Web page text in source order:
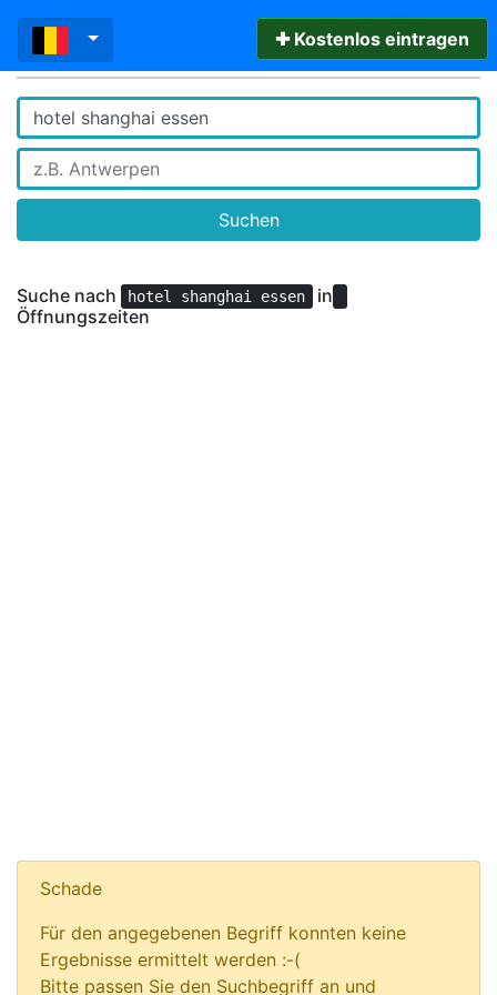
✚ Kostenlos eintragen
Suchen
Suche nach hotel shanghai essen
in
Öffnungszeiten
Schade
Für den angegebenen Begriff konnten keine
Ergebnisse ermittelt werden :-(
Bitte passen Sie den Suchbegriff an und